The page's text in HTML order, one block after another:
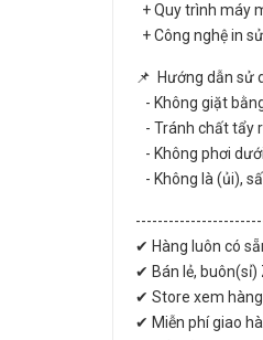
+ Quy trình máy
+ Công nghệ in
📌 Hướng dẫn sử
- Không giặt
- Tránh chất tẩy
- Không phơi
- Không là (ủi),
✔ Hàng luôn có
✔ Bán lẻ, buôn(sỉ)
✔ Store xem hàng
✔ Miễn phí giao